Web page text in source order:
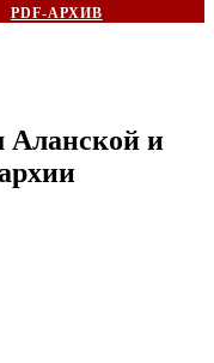
PDF-АРХИВ
Аланской и